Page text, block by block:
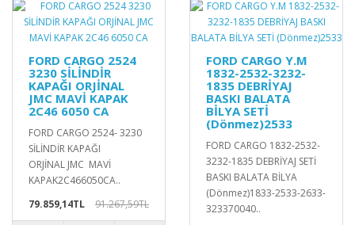
FORD CARGO 2524
3230 SİLİNDİR
KAPAĞI ORJİNAL
JMC MAVİ KAPAK
2C46 6050 CA
FORD CARGO 2524- 3230
SİLİNDİR KAPAĞI
ORJİNAL JMC MAVİ
KAPAK2C466050CA..
79.859,14TL
91.267,59TL
FORD CARGO Y.M
1832-2532-3232-
1835 DEBRİYAJ
BASKI BALATA
BİLYA SETİ
(Dönmez)2533
FORD CARGO 1832-2532-
3232-1835 DEBRİYAJ SETİ
BASKI BALATA BİLYA
(Dönmez)1833-2533-2633-
323370040..